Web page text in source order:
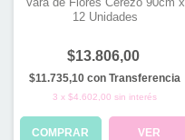
12 Unidades
$13.806,00
$11.735,10con Transferencia
3 x$4.602,00 sin interés
COMPRAR VER